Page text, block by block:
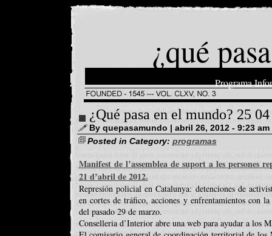
¿qué
Programa
¿Qué pasa en el mundo? 25
By quepasamundo | abril 26, 2012 - 9:23 am
Posted in Category: programas
Manifest de l’assemblea de suport a les persones
21 d’abril de 2012.
Represión policial en Catalunya: detenciones de
en cortes de tráfico, acciones y enfrentamientos con
del pasado 29 de marzo.
Conselleria d’Interior abre una web para ayudar a los